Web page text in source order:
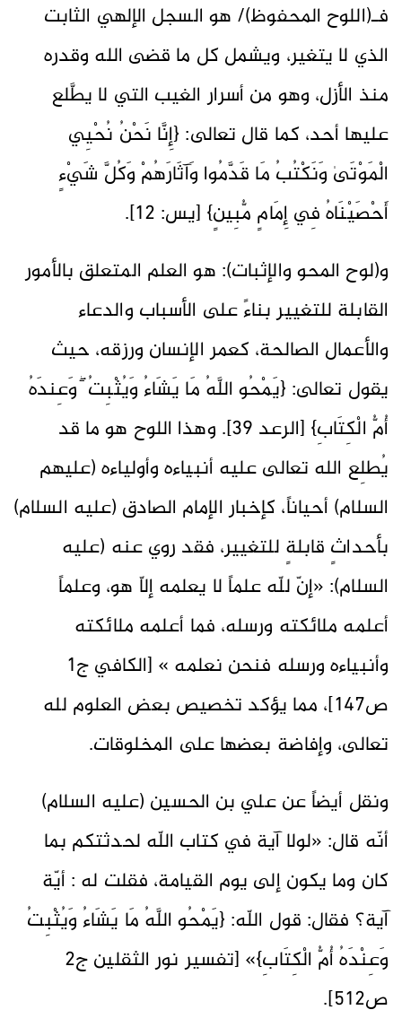
فـ(اللوح المحفوظ)/ هو السجل الإلهي الثابت
الذي لا يتغير، ويشمل كل ما قضى الله وقدره
منذ الأزل، وهو من أسرار الغيب التي لا يطَّلع
عليها أحد، كما قال تعالى: {إِنَّا نَحْنُ نُحْيِي
الْمَوْتَىٰ وَنَكْتُبُ مَا قَدَّمُوا وَآثَارَهُمْ وَكُلَّ شَيْءٍ
أَحْصَيْنَاهُ فِي إِمَامٍ مُّبِينٍ} [يس: 12].
و(لوح المحو والإثبات): هو العلم المتعلق بالأمور
القابلة للتغيير بناءً على الأسباب والدعاء
والأعمال الصالحة، كعمر الإنسان ورزقه، حيث
يقول تعالى: {يَمْحُو اللَّهُ مَا يَشَاءُ وَيُثْبِتُ ۖ وَعِندَهُ
أُمُّ الْكِتَابِ} [الرعد 39]. وهذا اللوح هو ما قد
يُطلِع الله تعالى عليه أنبياءه وأولياءه (عليهم
السلام) أحياناً، كإخبار الإمام الصادق (عليه السلام)
بأحداثٍ قابلةٍ للتغيير، فقد روي عنه (عليه
السلام): «إنّ للّه علماً لا يعلمه إلاّ هو، وعلماً
أعلمه ملائكته ورسله، فما أعلمه ملائكته
وأنبياءه ورسله فنحن نعلمه » [الكافي ج1
ص147]، مما يؤكد تخصيص بعض العلوم لله
تعالى، وإفاضة بعضها على المخلوقات.
ونقل أيضاً عن علي بن الحسين (عليه السلام)
أنّه قال: «لولا آية في كتاب اللّه لحدثتكم بما
كان وما يكون إلى يوم القيامة، فقلت له : أيّة
آية؟ فقال: قول اللّه: {يَمْحُو اللَّهُ مَا يَشَاءُ وَيُثْبِتُ
وَعِنْدَهُ أُمُّ الْكِتَابِ}» [تفسير نور الثقلين ج2
ص512].